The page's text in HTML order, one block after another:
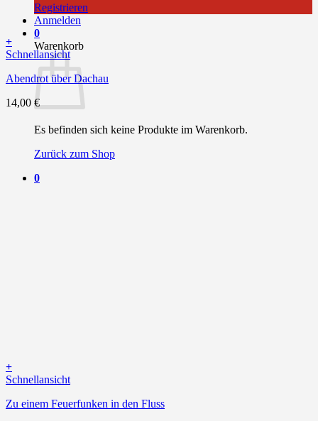
Registrieren
Anmelden
0
Warenkorb
Es befinden sich keine Produkte im Warenkorb.
Zurück zum Shop
0
+
Schnellansicht
Abendrot über Dachau
14,00 €
+
Schnellansicht
Zu einem Feuerfunken in den Fluss